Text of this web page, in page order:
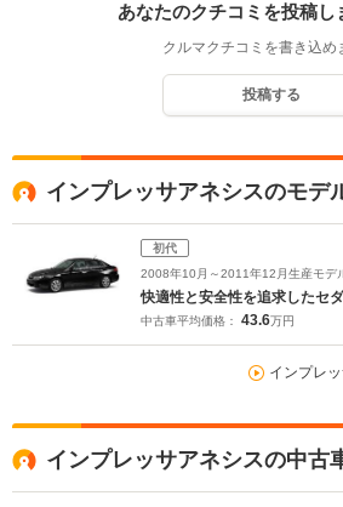
あなたのクチコミを投稿し
クルマクチコミを書き込め
投稿する
インプレッサアネシスのモデ
初代
2008年10月～2011年12月生産モデ
快適性と安全性を追求したセ
中古車平均価格： 43.6万円
インプレ
インプレッサアネシスの中古